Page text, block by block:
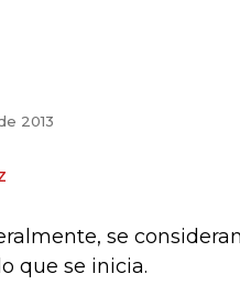
2013
se
que se inicia.